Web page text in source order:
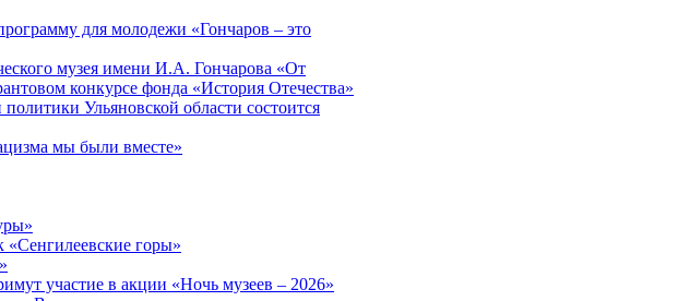
для молодежи «Гончаров – это
музея имени И.А. Гончарова «От
конкурсе фонда «История Отечества»
Ульяновской области состоится
мы были вместе»
горы»
участие в акции «Ночь музеев – 2026»